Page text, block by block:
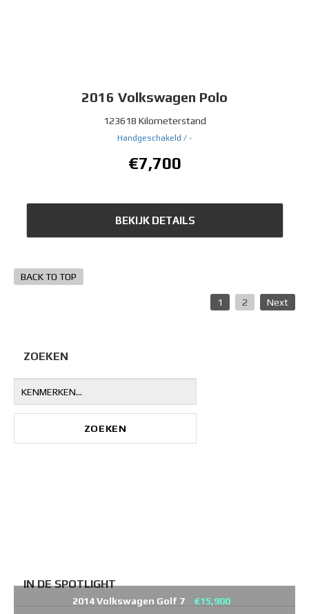
2016 Volkswagen Polo
123618 Kilometerstand
Handgeschakeld / -
€7,700
BEKIJK DETAILS
BACK TO TOP
1 2 Next
ZOEKEN
IN DE SPOTLIGHT
2014 Volkswagen Golf 7 €15,900